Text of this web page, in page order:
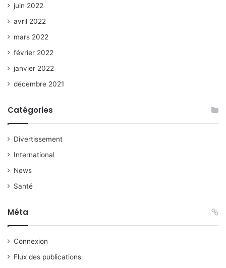
juin 2022
avril 2022
mars 2022
février 2022
janvier 2022
décembre 2021
Catégories
Divertissement
International
News
Santé
Méta
Connexion
Flux des publications